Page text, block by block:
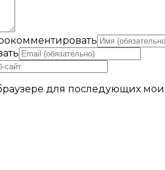
для последующих